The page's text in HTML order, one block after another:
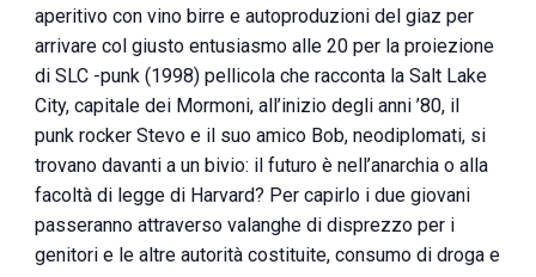
aperitivo con vino birre e autoproduzioni del giaz per
arrivare col giusto entusiasmo alle 20 per la proiezione
di SLC -punk (1998) pellicola che racconta la Salt Lake
City, capitale dei Mormoni, all’inizio degli anni ’80, il
punk rocker Stevo e il suo amico Bob, neodiplomati, si
trovano davanti a un bivio: il futuro è nell’anarchia o alla
facoltà di legge di Harvard? Per capirlo i due giovani
passeranno attraverso valanghe di disprezzo per i
genitori e le altre autorità costituite, consumo di droga e